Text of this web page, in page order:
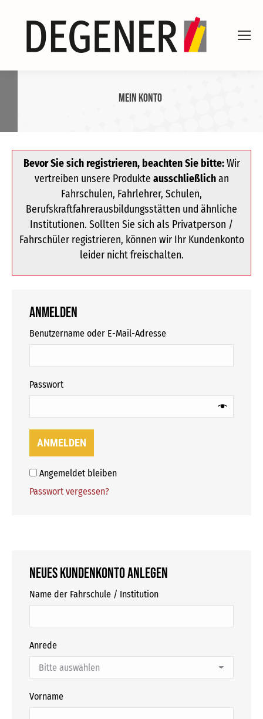
Mein Konto
Bevor Sie sich registrieren, beachten Sie bitte:Wir
vertreiben unsere Produkte ausschließlichan
Fahrschulen, Fahrlehrer, Schulen,
Berufskraftfahrerausbildungsstätten und ähnliche
Institutionen. Sollten Sie sich als Privatperson /
Fahrschüler registrieren, können wir Ihr Kundenkonto
leider nicht freischalten.
Anmelden
Benutzername oder E-Mail-Adresse
Passwort
ANMELDEN
Angemeldet bleiben
Passwort vergessen?
Neues Kundenkonto anlegen
Name der Fahrschule / Institution
Anrede
Vorname